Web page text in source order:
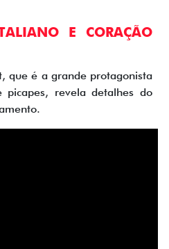
E CORAÇÃO
que é a grande protagonista
revela detalhes do